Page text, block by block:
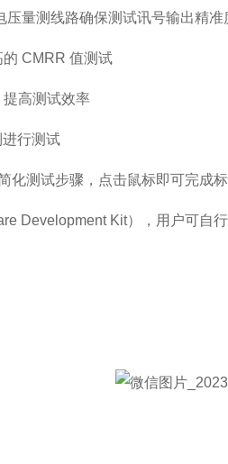
压量测线路确保测试讯号输出精准
CMRR 值测试
高测试效率
行测试
化测试步骤，点击鼠标即可完成
Development Kit），用户可自